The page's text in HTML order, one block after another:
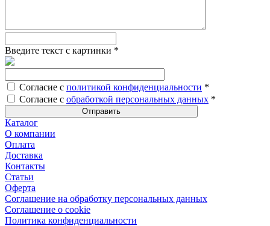
Введите текст с картинки *
Согласие с политикой конфиденциальности *
Согласие с обработкой персональных данных *
Каталог
О компании
Оплата
Доставка
Контакты
Статьи
Оферта
Соглашение на обработку персональных данных
Соглашение о cookie
Политика конфиденциальности